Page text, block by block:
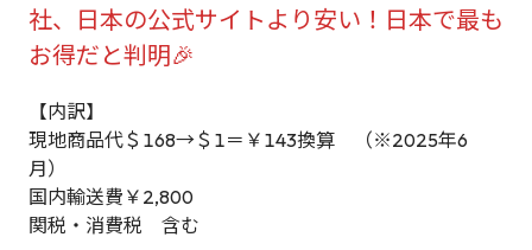
社、日本の公式サイトより安い！日本で最も
お得だと判明🎉
【内訳】
現地商品代＄168→＄1＝￥143換算 （※2025年6
月）
国内輸送費￥2,800
関税・消費税 含む